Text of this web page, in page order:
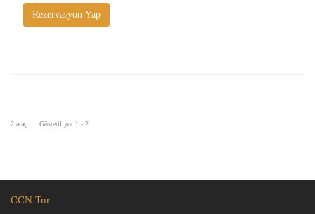
2 araç . Gösteriliyor 1 - 2
CCN Tur